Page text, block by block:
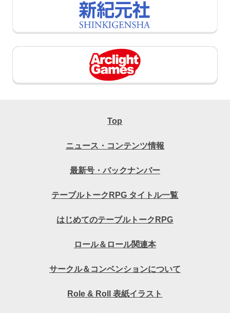
Top
ニュース・コンテンツ情報
最新号・バックナンバー
テーブルトークRPG タイトル一覧
はじめてのテーブルトークRPG
ロール＆ロール関連本
サークル＆コンベンションについて
Role & Roll 表紙イラスト